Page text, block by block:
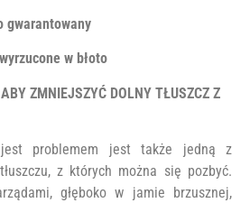
gwarantowany
w błoto
ZMNIEJSZYĆ DOLNY TŁUSZCZ Z
problemem jest także jedną z
z których można się pozbyć.
głęboko w jamie brzusznej,